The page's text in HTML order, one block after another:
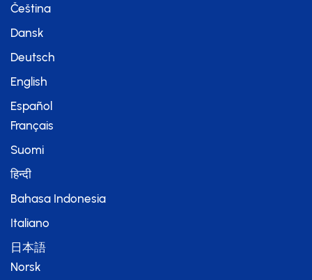
Čeština
Dansk
Deutsch
English
Español
Français
Suomi
हिन्दी
Bahasa Indonesia
Italiano
日本語
Norsk